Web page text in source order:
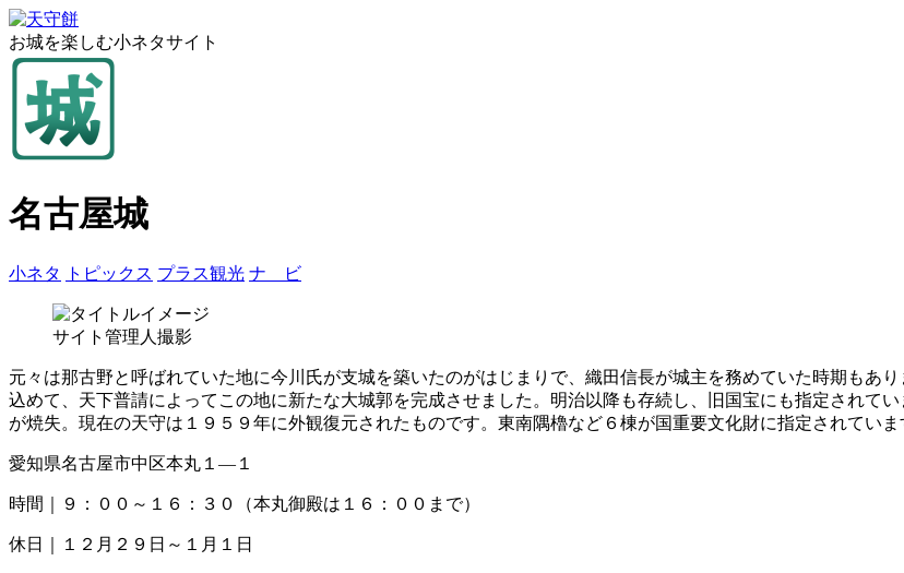
お城を楽しむ小ネタサイト
名古屋城
小ネタ トピックス プラス観光 ナ ビ
サイト管理人撮影
元々は那古野と呼ばれていた地に今川氏が支城を築いたのがはじまりで、織田信長が城主を務めていた時期もあ
込めて、天下普請によってこの地に新たな大城郭を完成させました。明治以降も存続し、旧国宝にも指定されて
が焼失。現在の天守は１９５９年に外観復元されたものです。東南隅櫓など６棟が国重要文化財に指定されていま
愛知県名古屋市中区本丸１―１
時間｜９：００～１６：３０（本丸御殿は１６：００まで）
休日｜１２月２９日～１月１日